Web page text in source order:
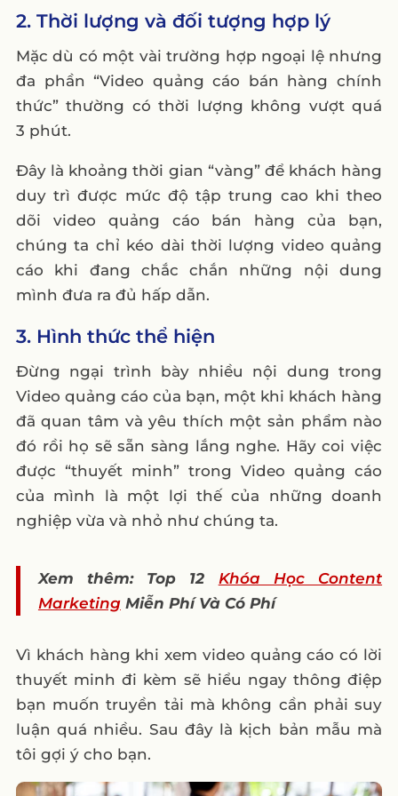
2. Thời lượng và đối tượng hợp lý
Mặc dù có một vài trường hợp ngoại lệ nhưng
đa phần “Video quảng cáo bán hàng chính
thức” thường có thời lượng không vượt quá
3 phút.
Đây là khoảng thời gian “vàng” để khách hàng
duy trì được mức độ tập trung cao khi theo
dõi video quảng cáo bán hàng của bạn,
chúng ta chỉ kéo dài thời lượng video quảng
cáo khi đang chắc chắn những nội dung
mình đưa ra đủ hấp dẫn.
3. Hình thức thể hiện
Đừng ngại trình bày nhiều nội dung trong
Video quảng cáo của bạn, một khi khách hàng
đã quan tâm và yêu thích một sản phẩm nào
đó rồi họ sẽ sẵn sàng lắng nghe. Hãy coi việc
được “thuyết minh” trong Video quảng cáo
của mình là một lợi thế của những doanh
nghiệp vừa và nhỏ như chúng ta.
Xem thêm: Top 12 Khóa Học Content
MarketingMiễn Phí Và Có Phí
Vì khách hàng khi xem video quảng cáo có lời
thuyết minh đi kèm sẽ hiểu ngay thông điệp
bạn muốn truyền tải mà không cần phải suy
luận quá nhiều. Sau đây là kịch bản mẫu mà
tôi gợi ý cho bạn.